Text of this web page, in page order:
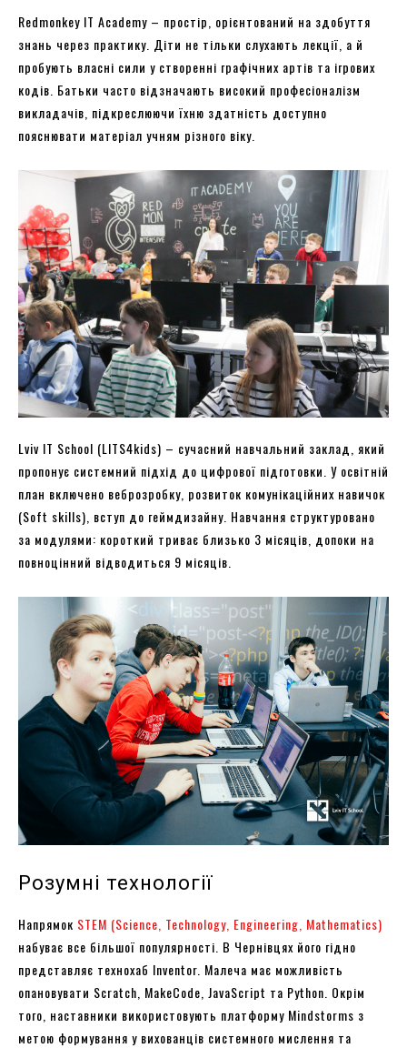
Redmonkey IT Academy – простір, орієнтований на здобуття
знань через практику. Діти не тільки слухають лекції, а й
пробують власні сили у створенні графічних артів та ігрових
кодів. Батьки часто відзначають високий професіоналізм
викладачів, підкреслюючи їхню здатність доступно
пояснювати матеріал учням різного віку.
Lviv IT School (LITS4kids) – сучасний навчальний заклад, який
пропонує системний підхід до цифрової підготовки. У освітній
план включено веброзробку, розвиток комунікаційних навичок
(Soft skills), вступ до геймдизайну. Навчання структуровано
за модулями: короткий триває близько 3 місяців, допоки на
повноцінний відводиться 9 місяців.
Розумні технології
Напрямок STEM (Science, Technology, Engineering, Mathematics)
набуває все більшої популярності. В Чернівцях його гідно
представляє технохаб Inventor. Малеча має можливість
опановувати Scratch, MakeCode, JavaScript та Python. Окрім
того, наставники використовують платформу Mindstorms з
метою формування у вихованців системного мислення та